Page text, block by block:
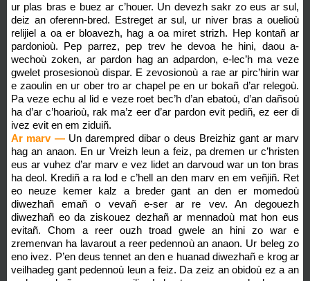
ur plas bras e buez ar c’houer. Un devezh sakr zo eus ar sul,
deiz an oferenn-bred. Estreget ar sul, ur niver bras a ouelioù
relijiel a oa er bloavezh, hag a oa miret strizh. Hep kontañ ar
pardonioù. Pep parrez, pep trev he devoa he hini, daou a-
wechoù zoken, ar pardon hag an adpardon, e-lec’h ma veze
gwelet prosesionoù dispar. E zevosionoù a rae ar pirc’hirin war
e zaoulin en ur ober tro ar chapel pe en ur bokañ d’ar relegoù.
Pa veze echu al lid e veze roet bec’h d’an ebatoù, d’an dañsoù
ha d’ar c’hoarioù, rak ma’z eer d’ar pardon evit pediñ, ez eer di
ivez evit en em ziduiñ.
Ar marv — Un darempred dibar o deus Breizhiz gant ar marv
hag an anaon. En ur Vreizh leun a feiz, pa dremen ur c’hristen
eus ar vuhez d’ar marv e vez lidet an darvoud war un ton bras
ha deol. Krediñ a ra lod e c’hell an den marv en em veñjiñ. Ret
eo neuze kemer kalz a breder gant an den er momedoù
diwezhañ emañ o vevañ e-ser ar re vev. An degouezh
diwezhañ eo da ziskouez dezhañ ar mennadoù mat hon eus
evitañ. Chom a reer ouzh troad gwele an hini zo war e
zremenvan ha lavarout a reer pedennoù an anaon. Ur beleg zo
eno ivez. P’en deus tennet an den e huanad diwezhañ e krog ar
veilhadeg gant pedennoù leun a feiz. Da zeiz an obidoù ez a an